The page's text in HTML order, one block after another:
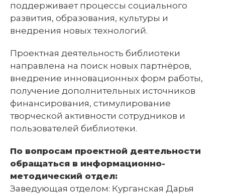
поддерживает процессы социального
развития, образования, культуры и
внедрения новых технологий.
Проектная деятельность библиотеки
направлена на поиск новых партнёров,
внедрение инновационных форм работы,
получение дополнительных источников
финансирования, стимулирование
творческой активности сотрудников и
пользователей библиотеки.
По вопросам проектной деятельности
обращаться в информационно-
методический отдел:
Заведующая отделом: Курганская Дарья